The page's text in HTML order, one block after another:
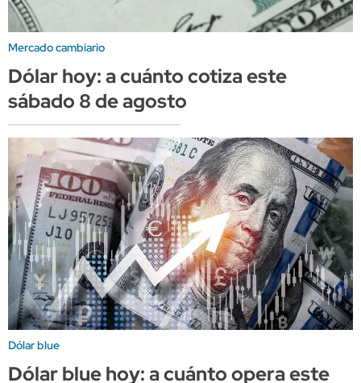
Mercado cambiario
Dólar hoy: a cuánto cotiza este
sábado 8 de agosto
Dólar blue
Dólar blue hoy: a cuánto opera este